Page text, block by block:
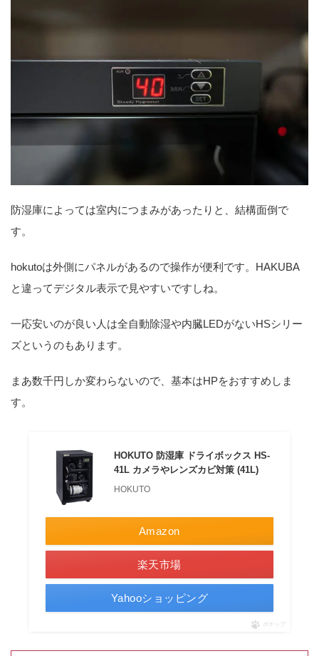
防湿庫によっては室内につまみがあったりと、結構面倒で
す。
hokutoは外側にパネルがあるので操作が便利です。HAKUBA
と違ってデジタル表示で見やすいですしね。
一応安いのが良い人は全自動除湿や内臓LEDがないHSシリー
ズというのもあります。
まあ数千円しか変わらないので、基本はHPをおすすめしま
す。
HOKUTO 防湿庫 ドライボックス HS-
41L カメラやレンズカビ対策 (41L)
HOKUTO
Amazon
楽天市場
Yahooショッピング
ポチップ